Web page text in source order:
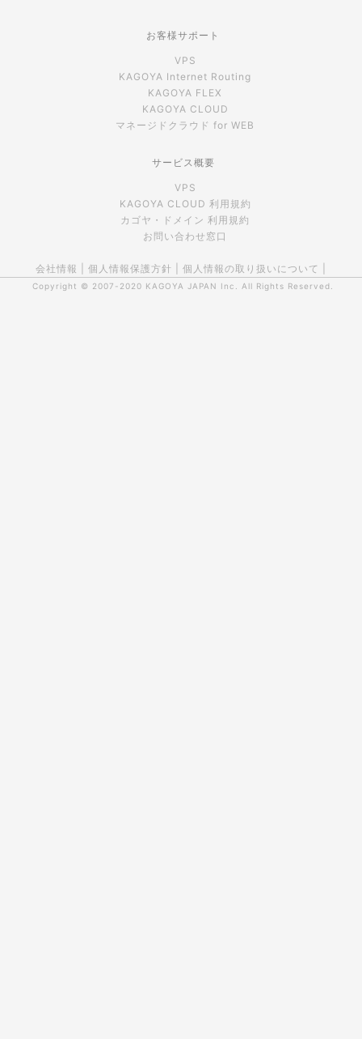
お客様サポート
VPS
KAGOYA Internet Routing
KAGOYA FLEX
KAGOYA CLOUD
マネージドクラウド for WEB
サービス概要
VPS
KAGOYA CLOUD 利用規約
カゴヤ・ドメイン 利用規約
お問い合わせ窓口
会社情報 個人情報保護方針 個人情報の取り扱いについて
Copyright © 2007-2020 KAGOYA JAPAN Inc. All Rights Reserved.